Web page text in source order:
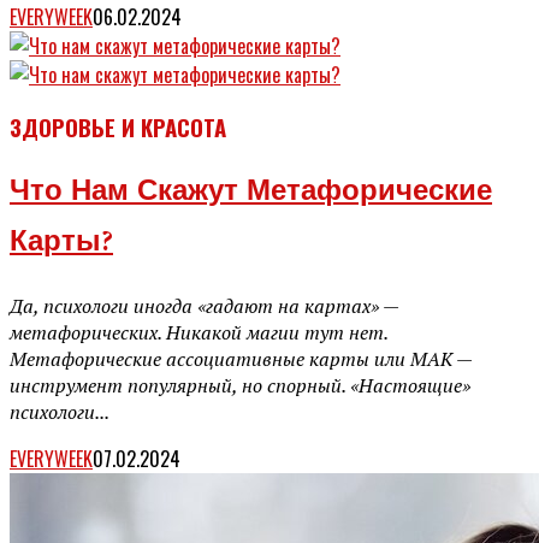
EVERYWEEK06.02.2024
ЗДОРОВЬЕ И КРАСОТА
Что Нам Скажут Метафорические
Карты?
Да, психологи иногда «гадают на картах» —
метафорических. Никакой магии тут нет.
Метафорические ассоциативные карты или МАК —
инструмент популярный, но спорный. «Настоящие»
психологи...
EVERYWEEK07.02.2024